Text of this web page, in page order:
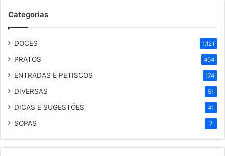
Categorias
DOCES 1.121
PRATOS 404
ENTRADAS E PETISCOS 174
DIVERSAS 51
DICAS E SUGESTÕES 41
SOPAS 7